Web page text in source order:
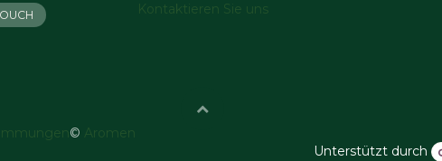
Kontaktieren Sie uns
© Aromen
Unterstützt durch